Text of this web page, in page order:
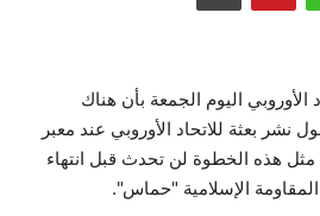
اليوم الجمعة بأن هناك
نشر بعثة للاتحاد الأوروبي عند معبر
هذه الخطوة لن تحدث قبل انتهاء
الإسلامية "حماس".